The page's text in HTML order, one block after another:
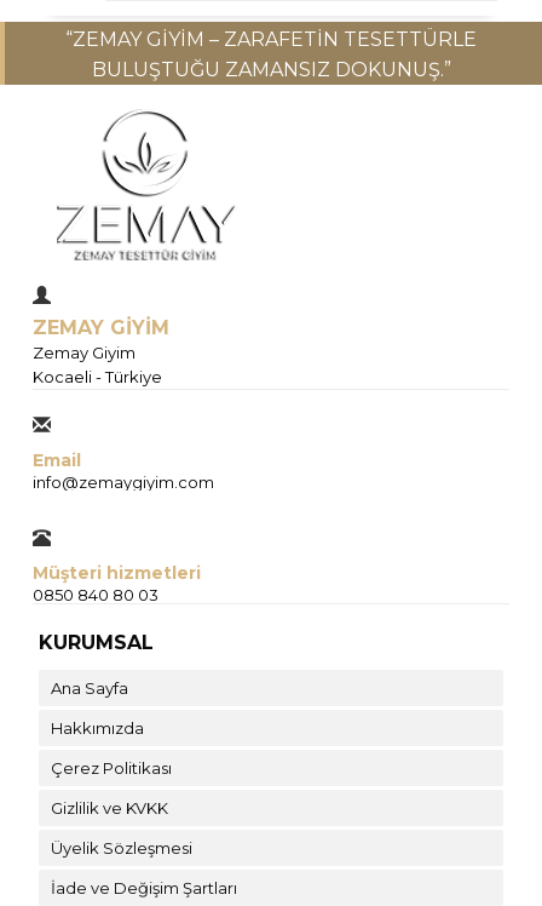
“ZEMAY GIYIM – ZARAFETIN TESETTÜRLE
BULUŞTUĞU ZAMANSIZ DOKUNUŞ.”
ZEMAY GİYİM
Zemay Giyim
Kocaeli - Türkiye
Email
info@zemaygiyim.com
Müşteri hizmetleri
0850 840 80 03
KURUMSAL
Ana Sayfa
Hakkımızda
Çerez Politikası
Gizlilik ve KVKK
Üyelik Sözleşmesi
İade ve Değişim Şartları